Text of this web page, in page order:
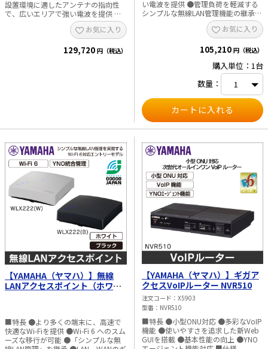
設置環境に適したアンテナの指向性
で、広いエリアで強い電波を提供 ●
管理負荷を軽減するシンプルな無線
LAN管理機能の継承 ■仕様お気に入り
129,720 円（税込）
い電波を提供 ●管理負荷を軽減する
シンプルな無線LAN管理機能の継承
お気に入り
105,210 円（税込）
購入単位：1台
数量：
【YAMAHA（ヤマハ）】無線
LANアクセスポイント（ホワイ
■特長 ●より多くの端末に、高速で
快適なWi-Fiを提供 ●Wi-Fi 6 へのスム
ーズな移行が可能 ●「シンプルな無
【YAMAHA（ヤマハ）】ギガア
クセスVoIPルーター NVR510
注文コード
X5903
型番
NVR510
■特長 ●小型ONU対応 ●多彩なVoIP
機能 ●使いやすさを追求した新Web
GUIを搭載 ●基本性能の向上 ●YNO